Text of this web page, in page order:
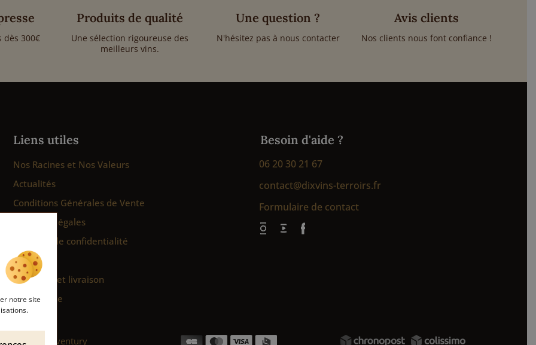
notre site
dès 300€
Produits de qualité
Une sélection rigoureuse des
meilleurs vins.
Une question ?
N'hésitez pas à nous contacter
Avis clients
Nos clients nous font confiance !
Liens utiles
Nos Racines et Nos Valeurs
Actualités
Conditions Générales de Vente
Mentions légales
Politique de confidentialité
Cookies
Paiement et livraison
Plan du site
Besoin d'aide ?
06 20 30 21 67
contact@dixvins-terroirs.fr
Formulaire de contact
Web Adventury